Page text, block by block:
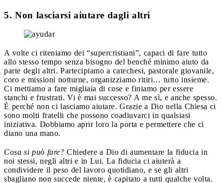
5. Non lasciarsi aiutare dagli altri
A volte ci riteniamo dei “supercristiani”, capaci di fare tutto
allo stesso tempo senza bisogno del benché minimo aiuto da
parte degli altri. Partecipiamo a catechesi, pastorale giovanile,
coro e missioni notturne, organizziamo ritiri… tutto insieme.
Ci mettiamo a fare migliaia di cose e finiamo per essere
stanchi e frustrati. Vi è mai successo? A me sì, e anche spesso.
È perché non ci lasciamo aiutare. Grazie a Dio nella Chiesa ci
sono molti fratelli che possono coadiuvarci in qualsiasi
iniziativa. Dobbiamo aprir loro la porta e permettere che ci
diano una mano.
Cosa si può fare? Chiedere a Dio di aumentare la fiducia in
noi stessi, negli altri e in Lui. La fiducia ci aiuterà a
condividere il peso del lavoro quotidiano, e se gli altri
sbagliano non succede niente, è capitato a tutti qualche volta.